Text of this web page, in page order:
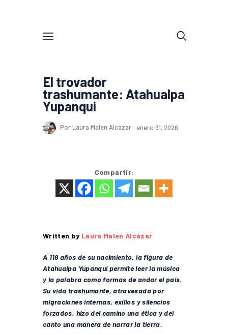
El trovador
trashumante: Atahualpa
Yupanqui
Por Laura Malen Alcázar enero 31, 2026
Compartir:
Written by Laura Malen Alcázar
A 118 años de su nacimiento, la figura de
Atahualpa Yupanqui permite leer la música
y la palabra como formas de andar el país.
Su vida trashumante, atravesada por
migraciones internas, exilios y silencios
forzados, hizo del camino una ética y del
canto una manera de narrar la tierra.